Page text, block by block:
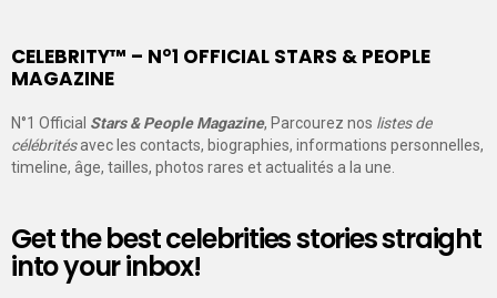
CELEBRITY™ – N°1 OFFICIAL STARS & PEOPLE
MAGAZINE
N°1 Official Stars & People Magazine, Parcourez nos listes de
célébritésavec les contacts, biographies, informations personnelles,
timeline, âge, tailles, photos rares et actualités a la une.
Get the best celebrities stories straight
into your inbox!